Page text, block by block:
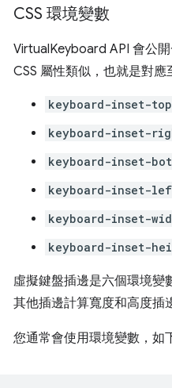
CSS 環境變數
VirtualKeyboard API 會公
CSS 屬性類似，也就是對應
keyboard-inset-top
keyboard-inset-
keyboard-inset-
keyboard-inset-
keyboard-inset-
keyboard-inset-
虛擬鍵盤插邊是六個環境變
其他插邊計算寬度和高度插
您通常會使用環境變數，如